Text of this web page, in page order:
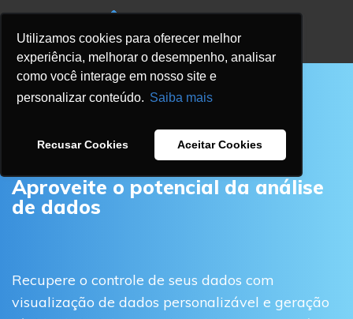
Utilizamos cookies para oferecer melhor
experiência, melhorar o desempenho, analisar
como você interage em nosso site e
personalizar conteúdo. Saiba mais
Recusar Cookies Aceitar Cookies
DATA ANALYTICS
Aproveite o potencial da análise
de dados
Recupere o controle de seus dados com
visualização de dados personalizável e geração